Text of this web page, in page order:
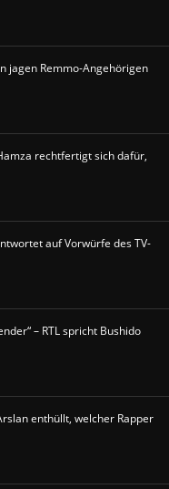
jagen Remmo-Angehörigen
rechtfertigt sich dafür,
auf Vorwürfe des TV-
– RTL spricht Bushido
enthüllt, welcher Rapper